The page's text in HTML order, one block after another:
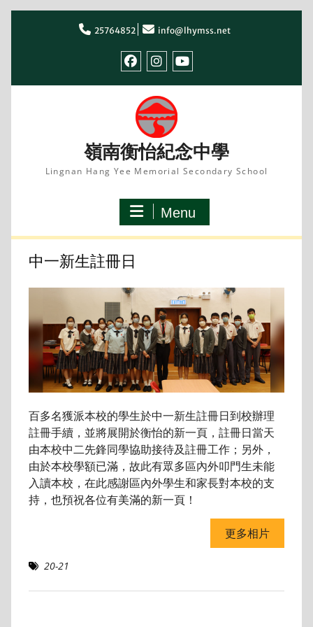
25764852 info@lhymss.net
嶺南衡怡紀念中學
Lingnan Hang Yee Memorial Secondary School
Menu
中一新生註冊日
百多名獲派本校的學生於中一新生註冊日到校辦理
註冊手續，並將展開於衡怡的新一頁，註冊日當天
由本校中二先鋒同學協助接待及註冊工作；另外，
由於本校學額已滿，故此有眾多區內外叩門生未能
入讀本校，在此感謝區內外學生和家長對本校的支
持，也預祝各位有美滿的新一頁！
更多相片
20-21